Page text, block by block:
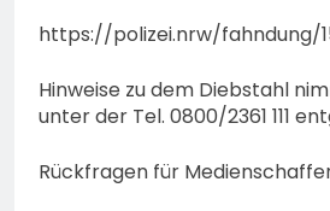
https://polizei.nrw/fahndung/
Hinweise zu dem Diebstahl
unter der Tel. 0800/2361 111
Rückfragen für